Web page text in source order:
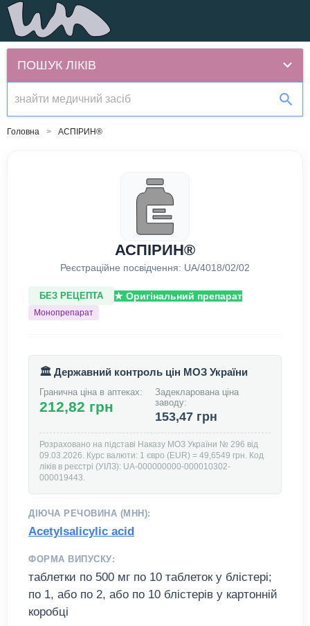
ПОШУК ЛІКІВ
Головна АСПІРИН®
АСПІРИН®
Реєстраційне посвідчення: UA/4018/02/02
БЕЗ РЕЦЕПТА ★ Оригінальний препарат
Монопрепарат
🏛️ Державний контроль цін МОЗ України
Гранична ціна в аптеках:
212,82 грн
Задекларована ціна
заводу:
153,47 грн
Розраховано на підставі Наказу МОЗ України № 296 від
09.03.2026. Курс валюти: 1 євро (EUR) = 49,6549 грн. Код
ліків в реєстрі (УІЛЗ): UA-000000000-000010302-
000019443.
ДІЮЧА РЕЧОВИНА (МНН):
Acetylsalicylic acid
ФОРМА ВИПУСКУ:
таблетки по 500 мг по 10 таблеток у блістері;
по 1, або по 2, або по 10 блістерів у картонній
коробці